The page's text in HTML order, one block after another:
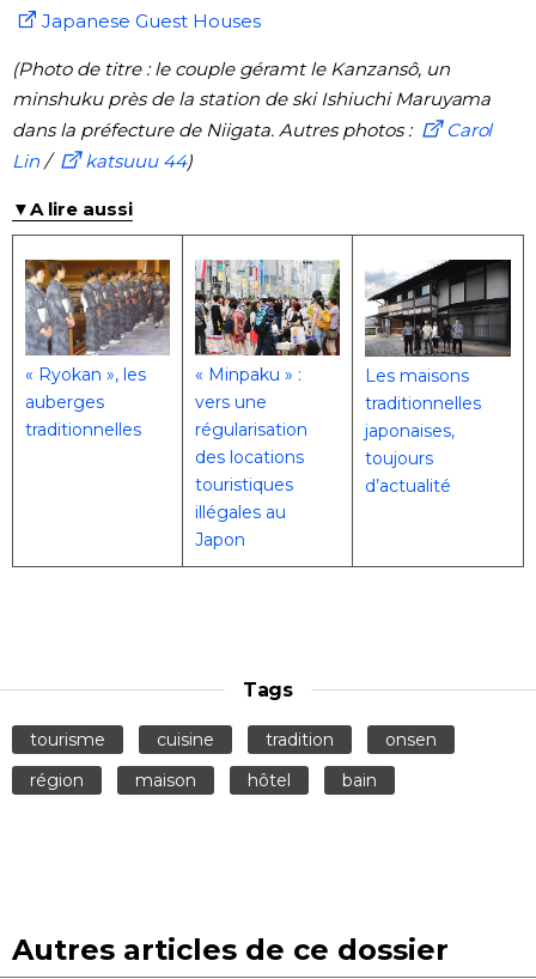
Japanese Guest Houses
(Photo de titre : le couple géramt le Kanzansô, un
minshuku près de la station de ski Ishiuchi Maruyama
dans la préfecture de Niigata. Autres photos :
Carol
Lin/ katsuuu 44)
▼A lire aussi
« Ryokan », les
auberges
traditionnelles
« Minpaku » :
vers une
régularisation
des locations
touristiques
illégales au
Japon
Les maisons
traditionnelles
japonaises,
toujours
d’actualité
Tags
tourisme cuisine tradition
onsen
région
maison hôtel bain
Autres articles de ce dossier